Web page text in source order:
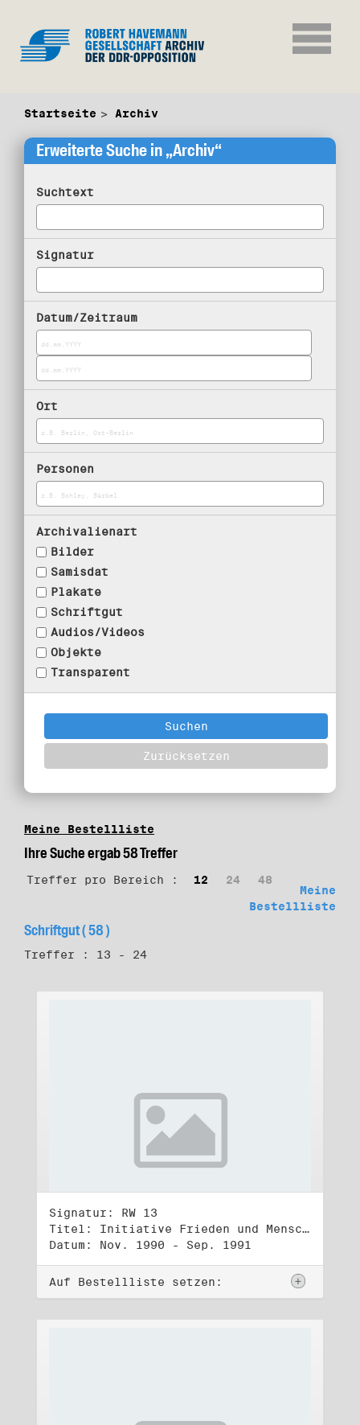
Startseite Archiv
Erweiterte Suche in „Archiv“
Suchtext
Signatur
Datum/Zeitraum
Ort
Personen
Archivalienart
Bilder
Samisdat
Plakate
Schriftgut
Audios/Videos
Objekte
Transparent
Meine Bestellliste
Ihre Suche ergab 58 Treffer
Treffer pro Bereich : 12 24
48
Meine
Bestellliste
Schriftgut ( 58 )
Treffer : 13 - 24
Signatur: RW 13
Titel: Initiative Frieden und Menschenrechte (3)
Datum: Nov. 1990 - Sep. 1991
Auf Bestellliste setzen: